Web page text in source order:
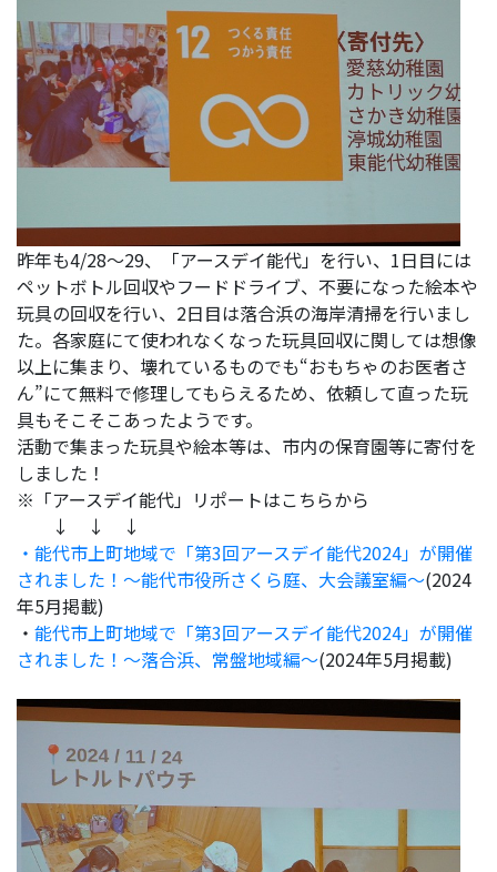
昨年も4/28～29、「アースデイ能代」を行い、1日目には
ペットボトル回収やフードドライブ、不要になった絵本や
玩具の回収を行い、2日目は落合浜の海岸清掃を行いまし
た。各家庭にて使われなくなった玩具回収に関しては想像
以上に集まり、壊れているものでも“おもちゃのお医者さ
ん”にて無料で修理してもらえるため、依頼して直った玩
具もそこそこあったようです。
活動で集まった玩具や絵本等は、市内の保育園等に寄付を
しました！
※「アースデイ能代」リポートはこちらから
↓ ↓ ↓
・能代市上町地域で「第3回アースデイ能代2024」が開催
されました！～能代市役所さくら庭、大会議室編～(2024
年5月掲載)
・ 能代市上町地域で「第3回アースデイ能代2024」が開催
されました！～落合浜、常盤地域編～(2024年5月掲載)